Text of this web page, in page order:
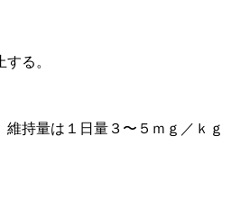
る。
持量は１日量３〜５ｍｇ／ｋｇ